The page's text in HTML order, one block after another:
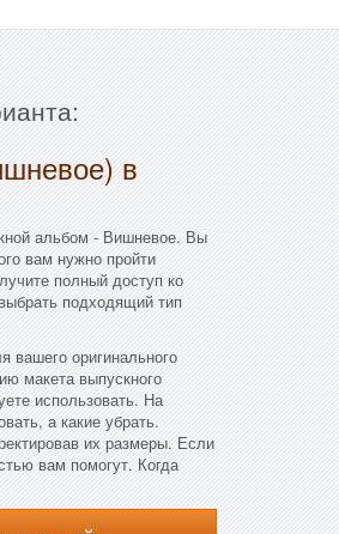
в
альбом - Вишневое. Вы
вам нужно пройти
полный доступ ко
подходящий тип
вашего оригинального
макета выпускного
использовать. На
а какие убрать.
их размеры. Если
вам помогут. Когда